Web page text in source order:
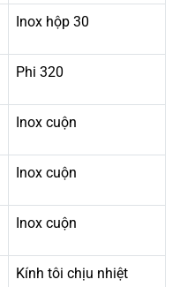
Inox hộp 30
Phi 320
Inox cuộn
Inox cuộn
Inox cuộn
Kính tôi chịu nhiệt